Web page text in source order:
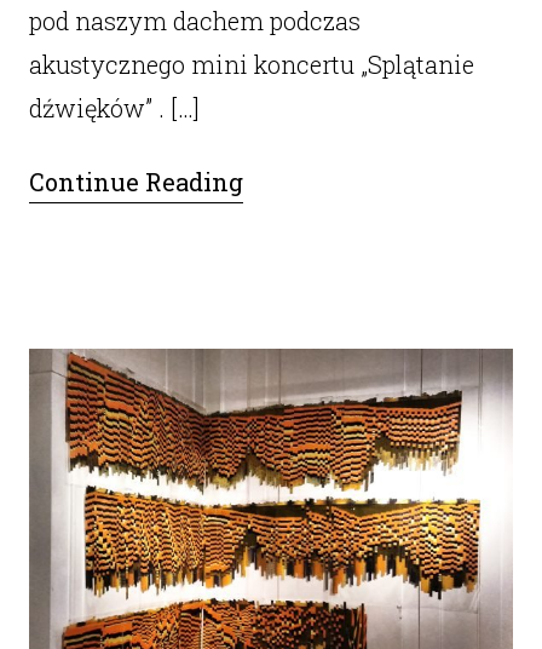
pod naszym dachem podczas
akustycznego mini koncertu „Splątanie
dźwięków” . […]
Continue Reading